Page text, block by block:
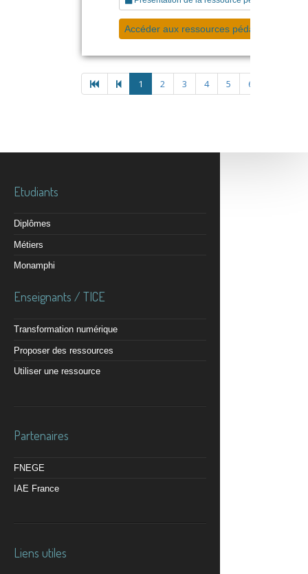
Accéder aux ressources pédagogiques
1 2 3 4 5 6
Etudiants
Diplômes
Métiers
Monamphi
Enseignants / TICE
Transformation numérique
Proposer des ressources
Utiliser une ressource
Partenaires
FNEGE
IAE France
Liens utiles